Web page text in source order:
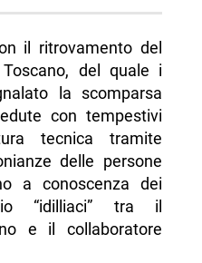
il ritrovamento del
del quale i
la scomparsa
con tempestivi
tecnica tramite
delle persone
a conoscenza dei
“idilliaci” tra il
e il collaboratore